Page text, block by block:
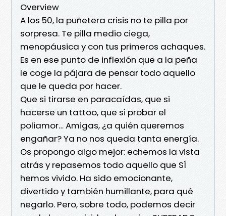
Overview
A los 50, la puñetera crisis no te pilla por
sorpresa. Te pilla medio ciega,
menopáusica y con tus primeros achaques.
Es en ese punto de inflexión que a la peña
le coge la pájara de pensar todo aquello
que le queda por hacer.
Que si tirarse en paracaídas, que si
hacerse un tattoo, que si probar el
poliamor… Amigas, ¿a quién queremos
engañar? Ya no nos queda tanta energía.
Os propongo algo mejor: echemos la vista
atrás y repasemos todo aquello que SÍ
hemos vivido. Ha sido emocionante,
divertido y también humillante, para qué
negarlo. Pero, sobre todo, podemos decir